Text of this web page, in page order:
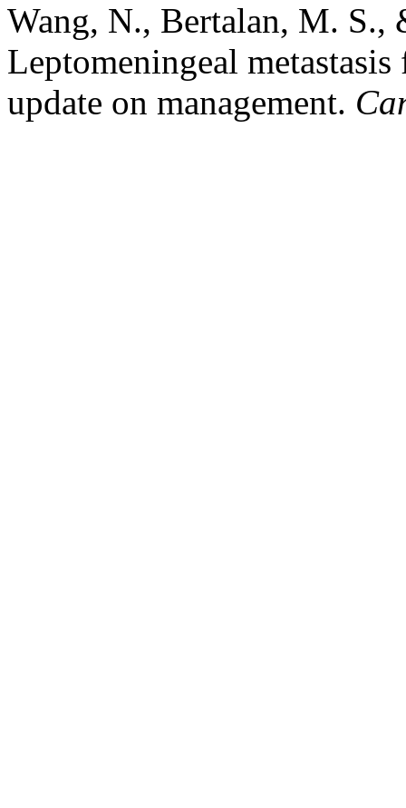
Wang, N., Bertalan, M. S.,
Leptomeningeal
update on management.